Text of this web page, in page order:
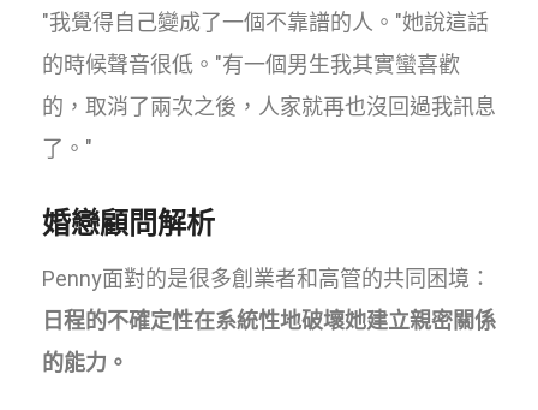
"我覺得自己變成了一個不靠譜的人。"她說這話
的時候聲音很低。"有一個男生我其實蠻喜歡
的，取消了兩次之後，人家就再也沒回過我訊息
了。"
婚戀顧問解析
Penny面對的是很多創業者和高管的共同困境：
日程的不確定性在系統性地破壞她建立親密關係
的能力。